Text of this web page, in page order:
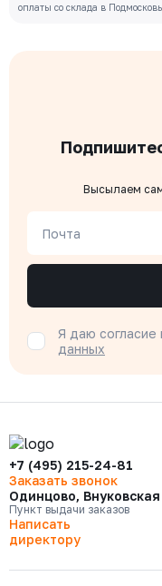
оплаты со склада в
Высылаем
Почта
Я даю согласие
данных
+7 (495) 215-24-81
Заказать звонок
Одинцово, Внуковская
Пункт выдачи заказов
Написать
директору